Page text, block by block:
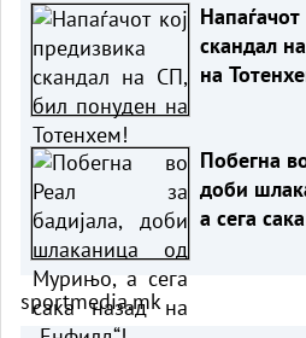
скандал
на
Побегна
доби
а сега
sportmedia.mk